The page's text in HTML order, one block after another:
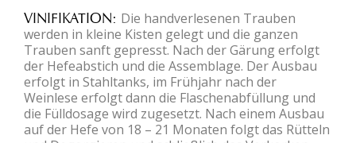
VINIFIKATION Die handverlesenen Trauben
werden in kleine Kisten gelegt und die ganzen
Trauben sanft gepresst. Nach der Gärung erfolgt
der Hefeabstich und die Assemblage. Der Ausbau
erfolgt in Stahltanks, im Frühjahr nach der
Weinlese erfolgt dann die Flaschenabfüllung und
die Fülldosage wird zugesetzt. Nach einem Ausbau
auf der Hefe von 18 – 21 Monaten folgt das Rütteln